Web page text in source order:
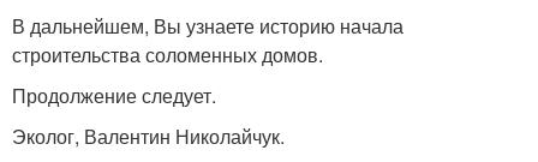
В дальнейшем, Вы узнаете историю начала
строительства соломенных домов.
Продолжение следует.
Эколог, Валентин Николайчук.